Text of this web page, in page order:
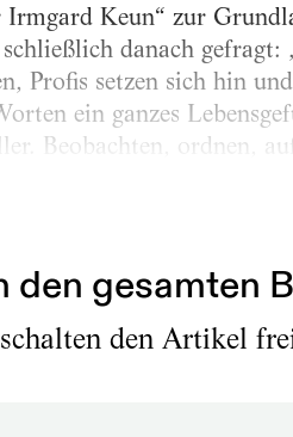
Irmgard Keun“ zur
schließlich danach
Profis setzen sich hin
ein ganzes
Beobachten, ordnen,
den gesamten
den Artikel